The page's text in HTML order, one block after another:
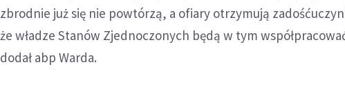
zbrodnie już się nie powtórzą, a ofiary otrzymują
że władze Stanów Zjednoczonych będą w tym
dodał abp Warda.